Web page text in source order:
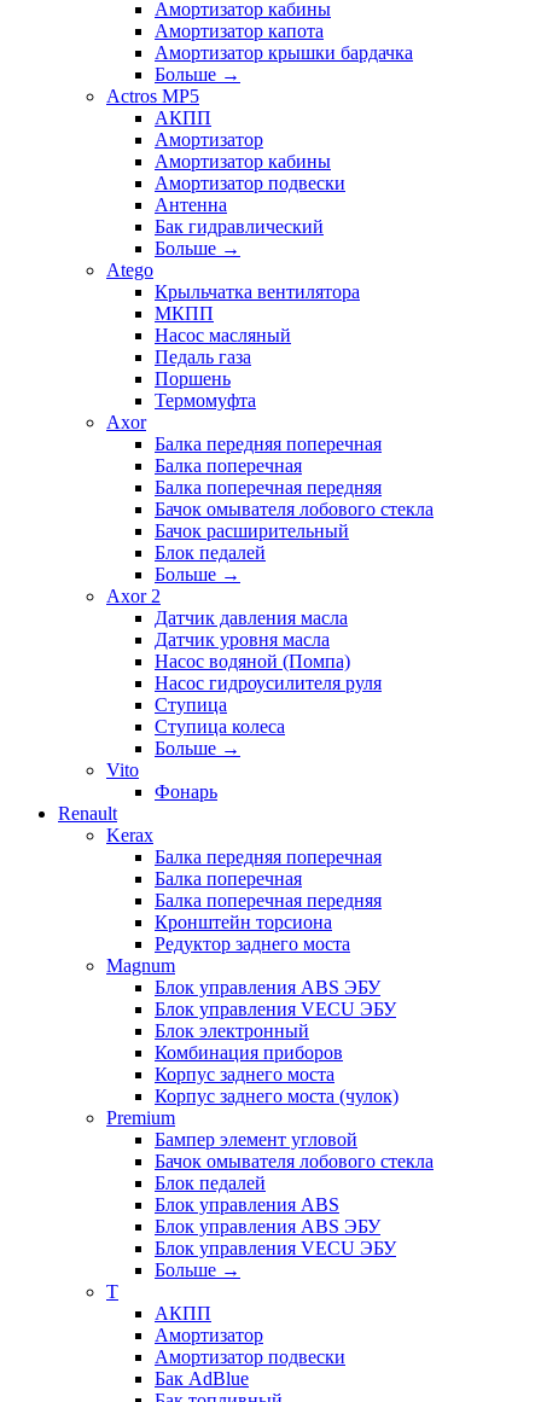
Амортизатор кабины
Амортизатор капота
Амортизатор крышки бардачка
Больше →
Actros MP5
АКПП
Амортизатор
Амортизатор кабины
Амортизатор подвески
Антенна
Бак гидравлический
Больше →
Atego
Крыльчатка вентилятора
МКПП
Насос масляный
Педаль газа
Поршень
Термомуфта
Axor
Балка передняя поперечная
Балка поперечная
Балка поперечная передняя
Бачок омывателя лобового стекла
Бачок расширительный
Блок педалей
Больше →
Axor 2
Датчик давления масла
Датчик уровня масла
Насос водяной (Помпа)
Насос гидроусилителя руля
Ступица
Ступица колеса
Больше →
Vito
Фонарь
Renault
Kerax
Балка передняя поперечная
Балка поперечная
Балка поперечная передняя
Кронштейн торсиона
Редуктор заднего моста
Magnum
Блок управления ABS ЭБУ
Блок управления VECU ЭБУ
Блок электронный
Комбинация приборов
Корпус заднего моста
Корпус заднего моста (чулок)
Premium
Бампер элемент угловой
Бачок омывателя лобового стекла
Блок педалей
Блок управления ABS
Блок управления ABS ЭБУ
Блок управления VECU ЭБУ
Больше →
T
АКПП
Амортизатор
Амортизатор подвески
Бак AdBlue